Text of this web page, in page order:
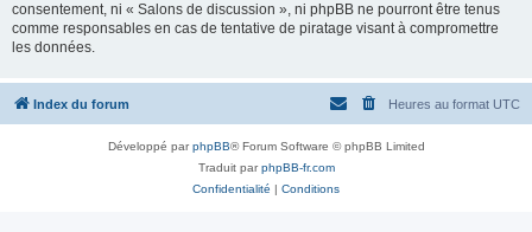
consentement, ni « Salons de discussion », ni phpBB ne pourront être tenus
comme responsables en cas de tentative de piratage visant à compromettre
les données.
Index du forum Heures au format UTC
Développé parphpBB® Forum Software © phpBB Limited
Traduit parphpBB-fr.com
Confidentialité | Conditions